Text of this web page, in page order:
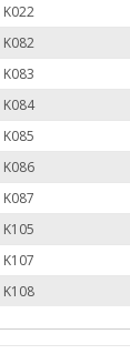
K022
K082
K083
K084
K085
K086
K087
K105
K107
K108